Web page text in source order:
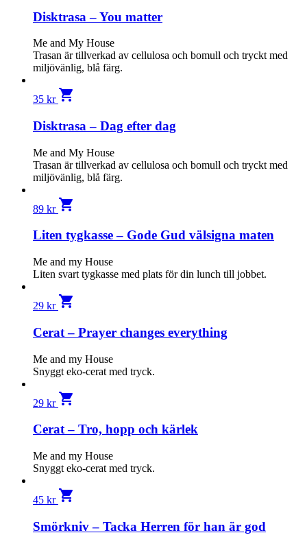
Disktrasa – You matter
Me and My House
Trasan är tillverkad av cellulosa och bomull och tryckt med
miljövänlig, blå färg.
35 kr shopping_cart
Disktrasa – Dag efter dag
Me and My House
Trasan är tillverkad av cellulosa och bomull och tryckt med
miljövänlig, blå färg.
89 kr shopping_cart
Liten tygkasse – Gode Gud välsigna maten
Me and my House
Liten svart tygkasse med plats för din lunch till jobbet.
29 kr shopping_cart
Cerat – Prayer changes everything
Me and my House
Snyggt eko-cerat med tryck.
29 kr shopping_cart
Cerat – Tro, hopp och kärlek
Me and my House
Snyggt eko-cerat med tryck.
45 kr shopping_cart
Smörkniv – Tacka Herren för han är god